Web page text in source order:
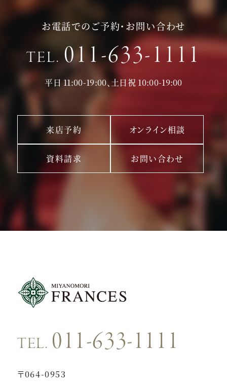
お電話でのご予約・お問い合わせ
TEL. 011-633-1111
平日 11:00-19:00、土日祝 10:00-19:00
来店予約 オンライン相談
資料請求 お問い合わせ
TEL. 011-633-1111
〒064-0953